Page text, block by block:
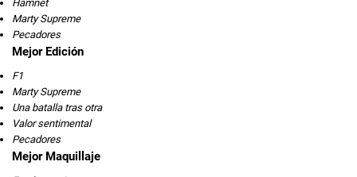
Hamnet
Marty Supreme
Pecadores
Mejor Edición
F1
Marty Supreme
Una batalla tras otra
Valor sentimental
Pecadores
Mejor Maquillaje